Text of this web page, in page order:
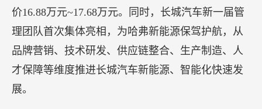
价16.88万元~17.68万元。同时，长城汽车新一届管
理团队首次集体亮相，为哈弗新能源保驾护航，从
品牌营销、技术研发、供应链整合、生产制造、人
才保障等维度推进长城汽车新能源、智能化快速发
展。